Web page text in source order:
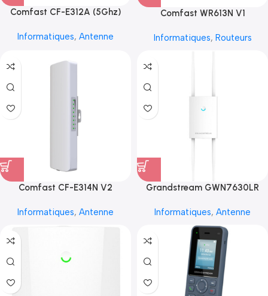
Comfast CF-E312A (5Ghz)
Informatiques, Antenne
Comfast WR613N V1
Informatiques, Routeurs
Comfast CF-E314N V2
Informatiques, Antenne
Grandstream GWN7630LR
Informatiques, Antenne